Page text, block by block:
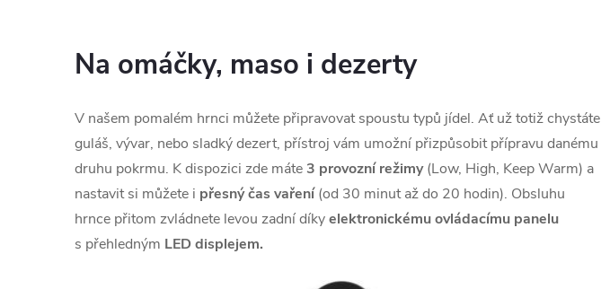
Na omáčky, maso i dezerty
V našem pomalém hrnci můžete připravovat spoustu typů jídel. Ať už totiž chystáte
guláš, vývar, nebo sladký dezert, přístroj vám umožní přizpůsobit přípravu danému
druhu pokrmu. K dispozici zde máte3 provozní režimy(Low, High, Keep Warm) a
nastavit si můžete i přesný čas vaření(od 30 minut až do 20 hodin). Obsluhu
hrnce přitom zvládnete levou zadní díkyelektronickému ovládacímu panelu
s přehledným LED displejem.